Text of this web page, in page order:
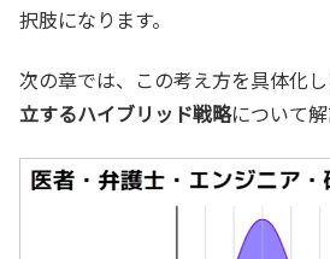
択肢になります。
次の章では、この考え方を具体化
立するハイブリッド戦略について解